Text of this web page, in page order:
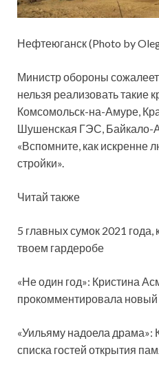
Нефтеюганск (Photo by
Министр обороны
нельзя реализовать такие
Комсомольск-на-Амуре,
Шушенская ГЭС, Байкало-
«Вспомните, как искренне
стройки».
Читай также
5 главных сумок 2021
твоем гардеробе
«Не один год»: Кристина
прокомментировала
«Уильяму надоела драма»:
списка гостей открытия